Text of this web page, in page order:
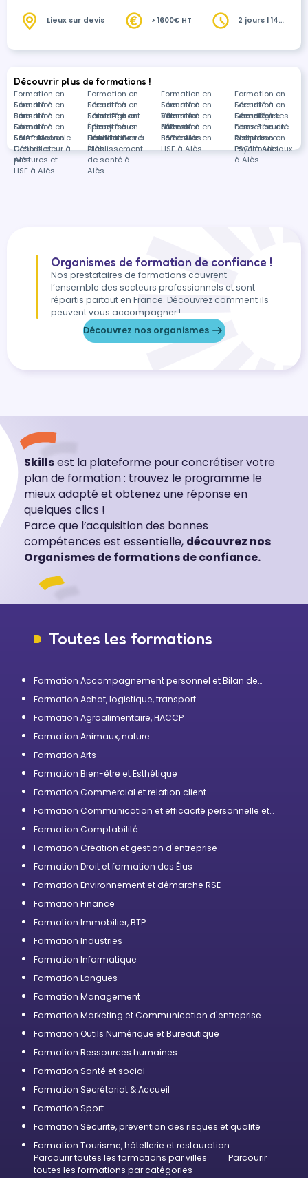
locomoteur et leurs conséquences sur la santé
L'observation et l'analyse d'une situation de
et principes de prévention - Les aides
techniques à la manutention - Les prin…
Lieux sur devis > 1600€ HT
2 jours | 14
Découvrir plus de formations !
Formation en
Sécurité à
Paris
Formation en
Sécurité à
Saint-Agnant
Formation en
Sécurité à
Villenave-
d'Ornon
Formation en
Sécurité à
Compiègne
Formation en
Sécurité à
Delme
Formation en
Sécurité à
Épinay-sous-
Sénart
Formation en
Sécurité à
Lattes
Formation en
Sécurité à Les
Ulis
Formation en
Sécurité à
Saint-Malo
Formation en
Sécurité à
Deuil-la-Barre
Formation en
Sécurité à
Bordeaux
Formations
dans Sécurité
à distance
Formation en
SSIAP Incendie
Défibrillateur à
Alès
Formation en
Habilitations à
Alès
Formation en
SST à Alès
Formation en
Risques
Psychosociaux
à Alès
Formation en
Gestes et
postures et
HSE à Alès
Formation en
Établissement
de santé à
Alès
Formation en
HSE à Alès
Formation en
PSC1 à Alès
Organismes de formation de confiance !
Nos prestataires de formations couvrent
l’ensemble des secteurs professionnels et sont
répartis partout en France. Découvrez comment ils
peuvent vous accompagner !
Découvrez nos organismes
Skillsest la plateforme pour concrétiser votre
plan de formation : trouvez le programme le
mieux adapté et obtenez une réponse en
quelques clics !
Parce que l’acquisition des bonnes
compétences est essentielle, découvrez nos
Organismes de formations de confiance.
Toutes les formations
Formation Accompagnement personnel et Bilan de
Formation Achat, logistique, transport
Formation Agroalimentaire, HACCP
Formation Animaux, nature
Formation Arts
Formation Bien-être et Esthétique
Formation Commercial et relation client
Formation Communication et efficacité personnelle et
Formation Comptabilité
Formation Création et gestion d'entreprise
Formation Droit et formation des Élus
Formation Environnement et démarche RSE
Formation Finance
Formation Immobilier, BTP
Formation Industries
Formation Informatique
Formation Langues
Formation Management
Formation Marketing et Communication d'entreprise
Formation Outils Numérique et Bureautique
Formation Ressources humaines
Formation Santé et social
Formation Secrétariat & Accueil
Formation Sport
Formation Sécurité, prévention des risques et qualité
Formation Tourisme, hôtellerie et restauration
Parcourir toutes les formations par villes
Parcourir
toutes les formations par catégories